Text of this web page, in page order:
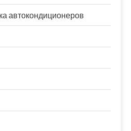
автокондиционеров